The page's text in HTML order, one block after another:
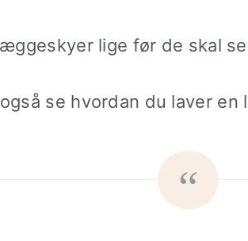
lige før de skal
se hvordan du laver